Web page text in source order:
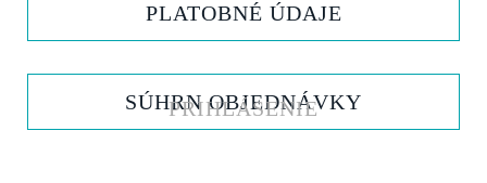
PRIHLÁSENIE
PLATOBNÉ ÚDAJE
SÚHRN OBJEDNÁVKY